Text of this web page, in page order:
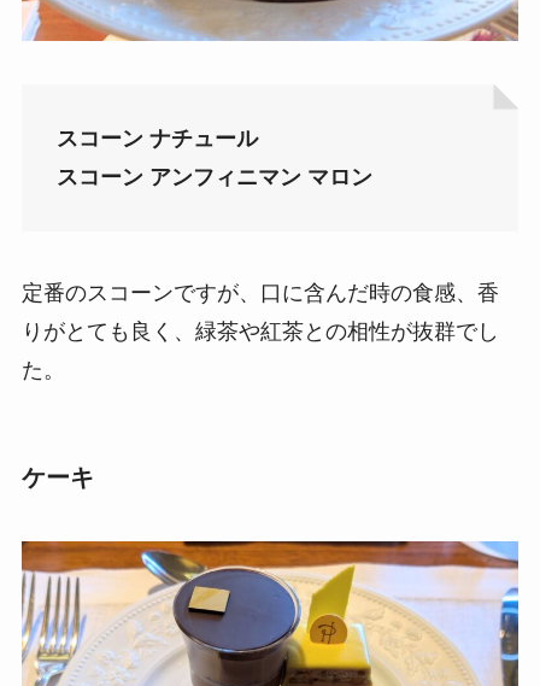
スコーン ナチュール
スコーン アンフィニマン マロン
定番のスコーンですが、口に含んだ時の食感、香
りがとても良く、緑茶や紅茶との相性が抜群でし
た。
ケーキ